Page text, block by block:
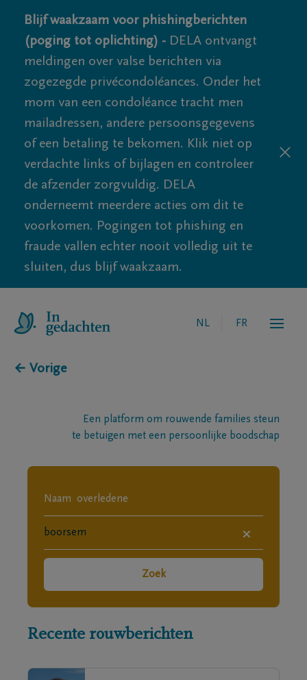
Blijf waakzaam voor phishingberichten
(poging tot oplichting) - DELA ontvangt
meldingen over valse berichten via
zogezegde privécondoléances. Onder het
mom van een condoléance tracht men
mailadressen, andere persoonsgegevens
of een betaling te bekomen. Klik niet op
verdachte links of bijlagen en controleer
de afzender zorgvuldig. DELA
onderneemt meerdere acties om dit te
voorkomen. Pogingen tot phishing en
fraude vallen echter nooit volledig uit te
sluiten, dus blijf waakzaam.
NL FR
← Vorige
Een platform om rouwende families steun
te betuigen met een persoonlijke boodschap
×
Zoek
Recente rouwberichten